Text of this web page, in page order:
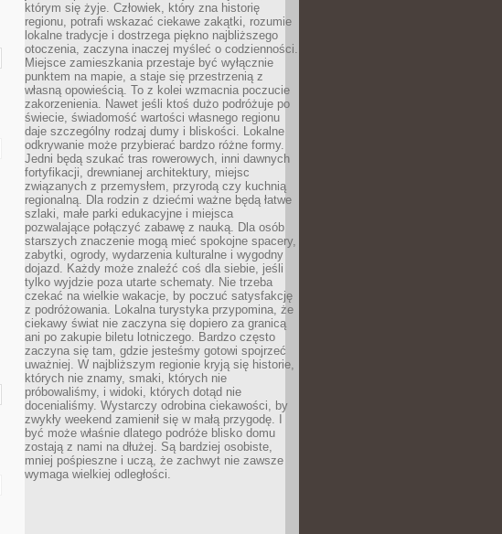
którym się żyje. Człowiek, który zna historię
regionu, potrafi wskazać ciekawe zakątki, rozumie
lokalne tradycje i dostrzega piękno najbliższego
otoczenia, zaczyna inaczej myśleć o codzienności.
Miejsce zamieszkania przestaje być wyłącznie
punktem na mapie, a staje się przestrzenią z
własną opowieścią. To z kolei wzmacnia poczucie
zakorzenienia. Nawet jeśli ktoś dużo podróżuje po
świecie, świadomość wartości własnego regionu
daje szczególny rodzaj dumy i bliskości. Lokalne
odkrywanie może przybierać bardzo różne formy.
Jedni będą szukać tras rowerowych, inni dawnych
fortyfikacji, drewnianej architektury, miejsc
związanych z przemysłem, przyrodą czy kuchnią
regionalną. Dla rodzin z dziećmi ważne będą łatwe
szlaki, małe parki edukacyjne i miejsca
pozwalające połączyć zabawę z nauką. Dla osób
starszych znaczenie mogą mieć spokojne spacery,
zabytki, ogrody, wydarzenia kulturalne i wygodny
dojazd. Każdy może znaleźć coś dla siebie, jeśli
tylko wyjdzie poza utarte schematy. Nie trzeba
czekać na wielkie wakacje, by poczuć satysfakcję
z podróżowania. Lokalna turystyka przypomina, że
ciekawy świat nie zaczyna się dopiero za granicą
ani po zakupie biletu lotniczego. Bardzo często
zaczyna się tam, gdzie jesteśmy gotowi spojrzeć
uważniej. W najbliższym regionie kryją się historie,
których nie znamy, smaki, których nie
próbowaliśmy, i widoki, których dotąd nie
docenialiśmy. Wystarczy odrobina ciekawości, by
zwykły weekend zamienił się w małą przygodę. I
być może właśnie dlatego podróże blisko domu
zostają z nami na dłużej. Są bardziej osobiste,
mniej pośpieszne i uczą, że zachwyt nie zawsze
wymaga wielkiej odległości.